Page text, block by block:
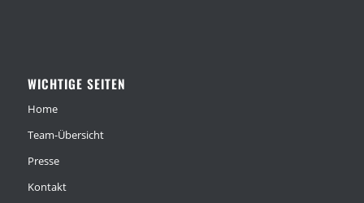
WICHTIGE SEITEN
Home
Team-Übersicht
Presse
Kontakt